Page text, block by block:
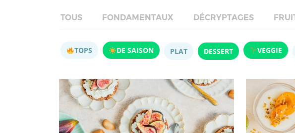
TOUS FONDAMENTAUX DÉCRYPTAGES
TOPS DE SAISON PLAT DESSERT VEGGIE